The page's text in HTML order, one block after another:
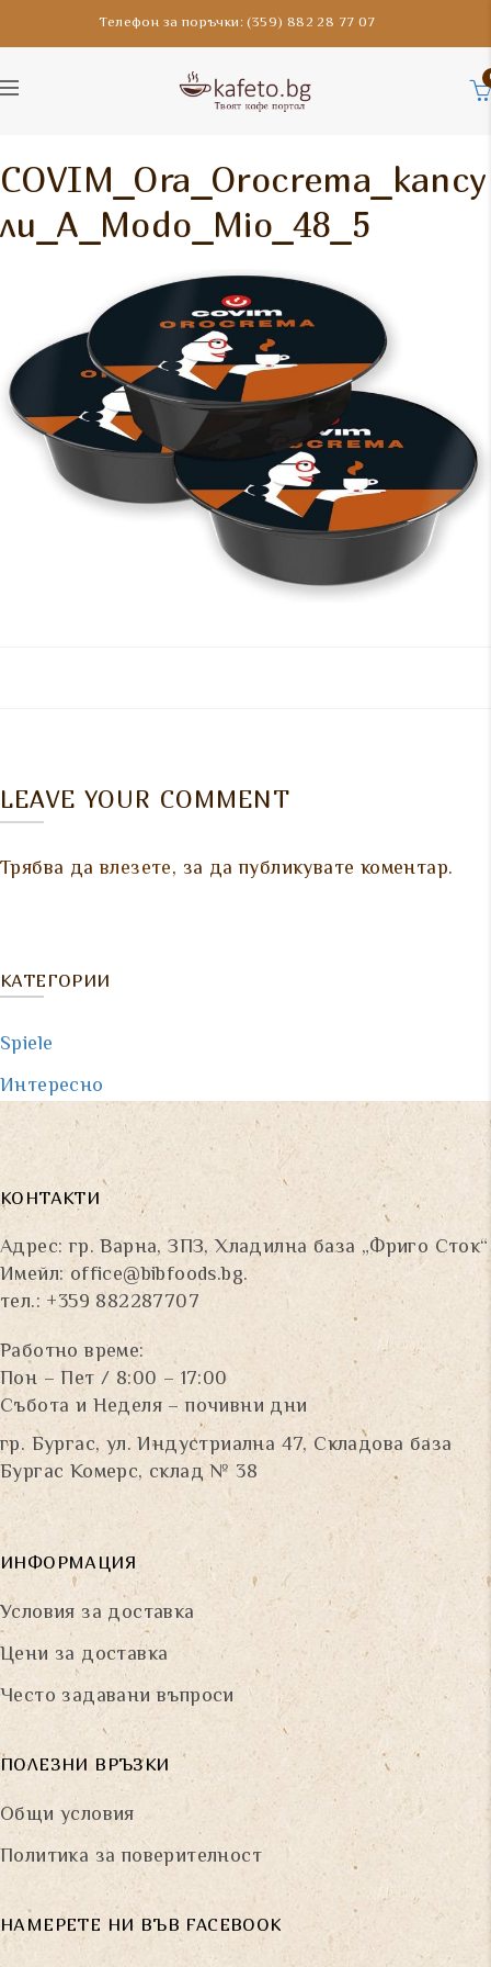
Телефон за поръчки: (359) 882 28 77 07
COVIM_Ora_Orocrema_капсу
ли_A_Modo_Mio_48_5
LEAVE YOUR COMMENT
Трябва давлезете, за да публикувате коментар.
КАТЕГОРИИ
Spiele
Интересно
КОНТАКТИ
Адрес: гр. Варна, ЗПЗ, Хладилна база „Фриго Сток“
Имейл: office@bibfoods.bg.
тел.: +359 882287707
Работно време:
Пон – Пет / 8:00 – 17:00
Събота и Неделя – почивни дни
гр. Бургас, ул. Индустриална 47, Складова база
Бургас Комерс, склад № 38
ИНФОРМАЦИЯ
Условия за доставка
Цени за доставка
Често задавани въпроси
ПОЛЕЗНИ ВРЪЗКИ
Общи условия
Политика за поверителност
НАМЕРЕТЕ НИ ВЪВ FACEBOOK